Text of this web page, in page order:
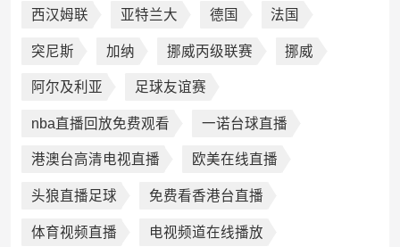
西汉姆联 亚特兰大 德国 法国
突尼斯 加纳 挪威丙级联赛 挪威
阿尔及利亚 足球友谊赛
nba直播回放免费观看 一诺台球直播
港澳台高清电视直播 欧美在线直播
头狼直播足球 免费看香港台直播
体育视频直播 电视频道在线播放